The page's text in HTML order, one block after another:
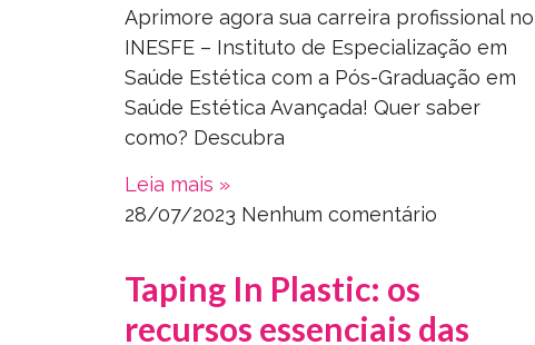
Aprimore agora sua carreira profissional no
INESFE – Instituto de Especialização em
Saúde Estética com a Pós-Graduação em
Saúde Estética Avançada! Quer saber
como? Descubra
Leia mais »
28/07/2023 Nenhum comentário
Taping In Plastic: os
recursos essenciais das